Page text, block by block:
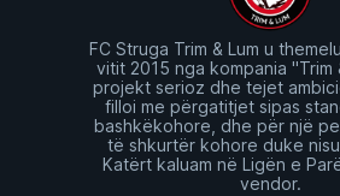
FC Struga Trim & Lum u
vitit 2015 nga kompania "Trim
projekt serioz dhe tejet
filloi me përgatitjet sipas
bashkëkohore, dhe për një
të shkurtër kohore duke
Katërt kaluam në Ligën e
vendor.